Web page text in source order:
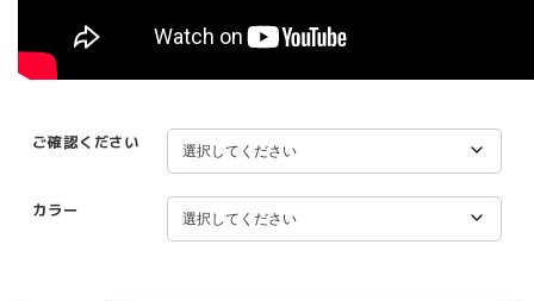
ご確認ください
カラー